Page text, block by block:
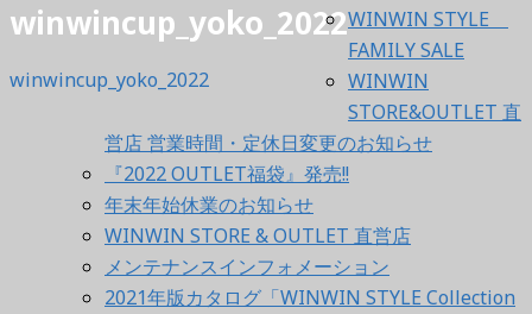
winwincup_yoko_2022
winwincup_yoko_2022
WINWIN STYLE
FAMILY SALE
WINWIN
STORE&OUTLET 直
営店 営業時間・定休日変更のお知らせ
『2022 OUTLET福袋』発売!!
年末年始休業のお知らせ
WINWIN STORE & OUTLET 直営店
メンテナンスインフォメーション
2021年版カタログ「WINWIN STYLE Collection